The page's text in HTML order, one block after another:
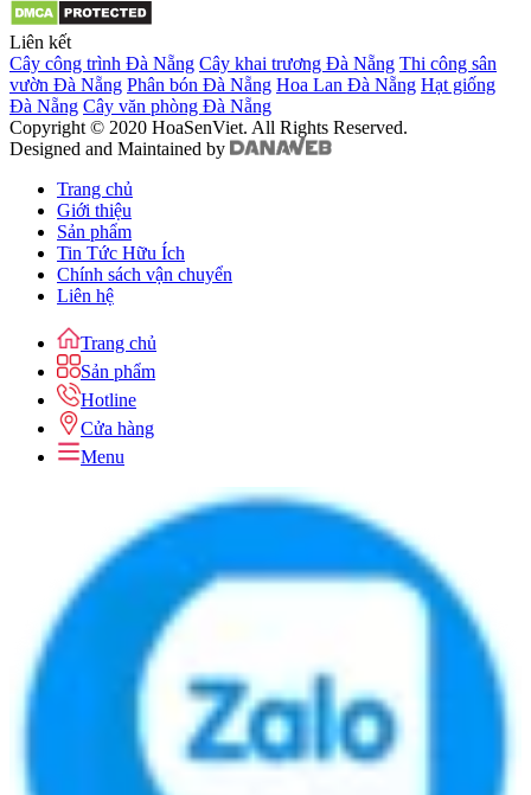
Liên kết
Cây công trình Đà Nẵng Cây khai trương Đà Nẵng Thi công sân
vườn Đà Nẵng Phân bón Đà Nẵng Hoa Lan Đà Nẵng Hạt giống
Đà Nẵng Cây văn phòng Đà Nẵng
Copyright © 2020 HoaSenViet. All Rights Reserved.
Designed and Maintained by
Trang chủ
Giới thiệu
Sản phẩm
Tin Tức Hữu Ích
Chính sách vận chuyển
Liên hệ
Trang chủ
Sản phẩm
Hotline
Cửa hàng
Menu